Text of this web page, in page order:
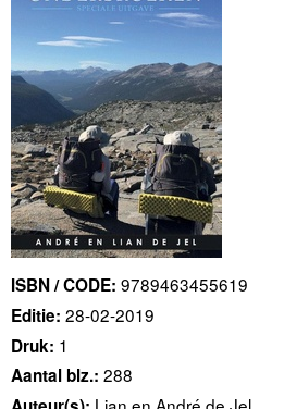
ISBN / CODE: 9789463455619
Editie: 28-02-2019
Druk: 1
Aantal blz.: 288